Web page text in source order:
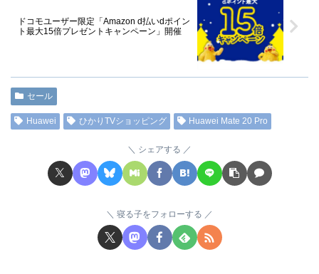
ドコモユーザー限定「Amazon d払いdポイン
ト最大15倍プレゼントキャンペーン」開催
セール
Huawei ひかりTVショッピング Huawei Mate 20 Pro
シェアする
寝る子をフォローする